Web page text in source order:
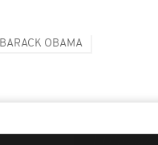
BARACK OBAMA